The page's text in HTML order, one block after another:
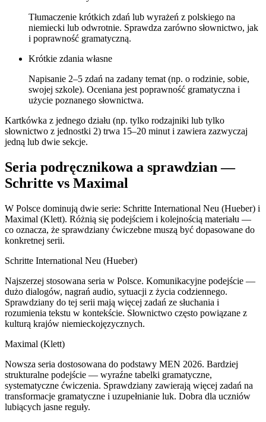
Tłumaczenie krótkich zdań lub wyrażeń z polskiego na
niemiecki lub odwrotnie. Sprawdza zarówno słownictwo, jak
i poprawność gramatyczną.
Krótkie zdania własne
Napisanie 2–5 zdań na zadany temat (np. o rodzinie, sobie,
swojej szkole). Oceniana jest poprawność gramatyczna i
użycie poznanego słownictwa.
Kartkówka z jednego działu (np. tylko rodzajniki lub tylko
słownictwo z jednostki 2) trwa 15–20 minut i zawiera zazwyczaj
jedną lub dwie sekcje.
Seria podręcznikowa a sprawdzian —
Schritte vs Maximal
W Polsce dominują dwie serie: Schritte International Neu (Hueber) i
Maximal (Klett). Różnią się podejściem i kolejnością materiału —
co oznacza, że sprawdziany ćwiczebne muszą być dopasowane do
konkretnej serii.
Schritte International Neu (Hueber)
Najszerzej stosowana seria w Polsce. Komunikacyjne podejście —
dużo dialogów, nagrań audio, sytuacji z życia codziennego.
Sprawdziany do tej serii mają więcej zadań ze słuchania i
rozumienia tekstu w kontekście. Słownictwo często powiązane z
kulturą krajów niemieckojęzycznych.
Maximal (Klett)
Nowsza seria dostosowana do podstawy MEN 2026. Bardziej
strukturalne podejście — wyraźne tabelki gramatyczne,
systematyczne ćwiczenia. Sprawdziany zawierają więcej zadań na
transformacje gramatyczne i uzupełnianie luk. Dobra dla uczniów
lubiących jasne reguły.